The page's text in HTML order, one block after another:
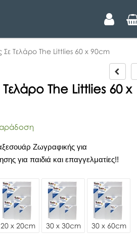
Τελάρο The Littlies 60 x 90cm
P
r
e
The Littlies 60 x
Ζωγραφικής για
για παιδιά και επαγγελματίες!!
20 x 20cm 30 x 30cm 30 x 60cm